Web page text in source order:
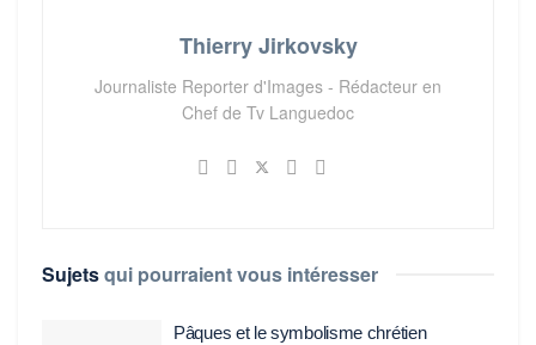
Thierry Jirkovsky
Journaliste Reporter d'Images - Rédacteur en
Chef de Tv Languedoc
Sujetsqui pourraient vous intéresser
Pâques et le symbolisme chrétien